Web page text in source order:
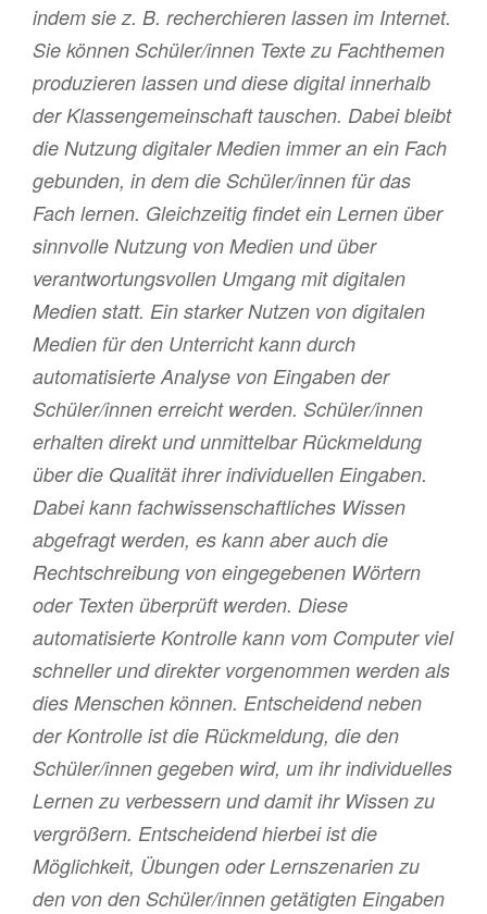
indem sie z. B. recherchieren lassen im Internet.
Sie können Schüler/innen Texte zu Fachthemen
produzieren lassen und diese digital innerhalb
der Klassengemeinschaft tauschen. Dabei bleibt
die Nutzung digitaler Medien immer an ein Fach
gebunden, in dem die Schüler/innen für das
Fach lernen. Gleichzeitig findet ein Lernen über
sinnvolle Nutzung von Medien und über
verantwortungsvollen Umgang mit digitalen
Medien statt. Ein starker Nutzen von digitalen
Medien für den Unterricht kann durch
automatisierte Analyse von Eingaben der
Schüler/innen erreicht werden. Schüler/innen
erhalten direkt und unmittelbar Rückmeldung
über die Qualität ihrer individuellen Eingaben.
Dabei kann fachwissenschaftliches Wissen
abgefragt werden, es kann aber auch die
Rechtschreibung von eingegebenen Wörtern
oder Texten überprüft werden. Diese
automatisierte Kontrolle kann vom Computer viel
schneller und direkter vorgenommen werden als
dies Menschen können. Entscheidend neben
der Kontrolle ist die Rückmeldung, die den
Schüler/innen gegeben wird, um ihr individuelles
Lernen zu verbessern und damit ihr Wissen zu
vergrößern. Entscheidend hierbei ist die
Möglichkeit, Übungen oder Lernszenarien zu
den von den Schüler/innen getätigten Eingaben